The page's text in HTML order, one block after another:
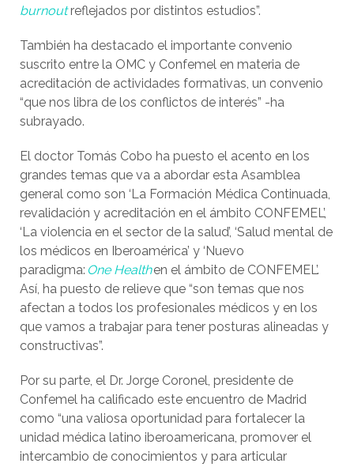
burnoutreflejados por distintos estudios”.
También ha destacado el importante convenio
suscrito entre la OMC y Confemel en materia de
acreditación de actividades formativas, un convenio
“que nos libra de los conflictos de interés” -ha
subrayado.
El doctor Tomás Cobo ha puesto el acento en los
grandes temas que va a abordar esta Asamblea
general como son ‘La Formación Médica Continuada,
revalidación y acreditación en el ámbito CONFEMEL’,
‘La violencia en el sector de la salud’, ‘Salud mental de
los médicos en Iberoamérica’ y ‘Nuevo
paradigma: One Healthen el ámbito de CONFEMEL’.
Así, ha puesto de relieve que “son temas que nos
afectan a todos los profesionales médicos y en los
que vamos a trabajar para tener posturas alineadas y
constructivas”.
Por su parte, el Dr. Jorge Coronel, presidente de
Confemel ha calificado este encuentro de Madrid
como “una valiosa oportunidad para fortalecer la
unidad médica latino iberoamericana, promover el
intercambio de conocimientos y para articular